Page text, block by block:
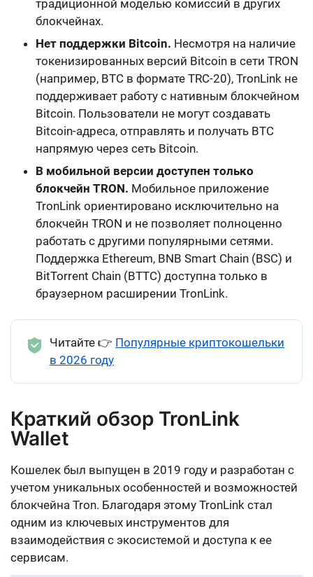
традиционной моделью комиссий в других
блокчейнах.
Нет поддержки Bitcoin. Несмотря на наличие
токенизированных версий Bitcoin в сети TRON
(например, BTC в формате TRC-20), TronLink не
поддерживает работу с нативным блокчейном
Bitcoin. Пользователи не могут создавать
Bitcoin-адреса, отправлять и получать BTC
напрямую через сеть Bitcoin.
В мобильной версии доступен только
блокчейн TRON. Мобильное приложение
TronLink ориентировано исключительно на
блокчейн TRON и не позволяет полноценно
работать с другими популярными сетями.
Поддержка Ethereum, BNB Smart Chain (BSC) и
BitTorrent Chain (BTTC) доступна только в
браузерном расширении TronLink.
Читайте 👉 Популярные криптокошельки
в 2026 году
Краткий обзор TronLink
Wallet
Кошелек был выпущен в 2019 году и разработан с
учетом уникальных особенностей и возможностей
блокчейна Tron. Благодаря этому TronLink стал
одним из ключевых инструментов для
взаимодействия с экосистемой и доступа к ее
сервисам.